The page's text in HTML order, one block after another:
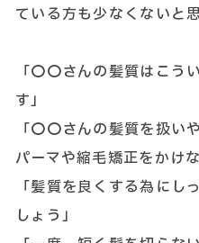
ている方も少なくないと思
「〇〇さんの髪質はこう
す」
「〇〇さんの髪質を扱い
パーマや縮毛矯正をかけ
「髪質を良くする為にし
しょう」